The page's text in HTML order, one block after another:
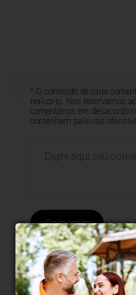
* O conteúdo de cada
realizá-lo. Nos reservamos
comentários em desacordo
contenham palavras
Comentar